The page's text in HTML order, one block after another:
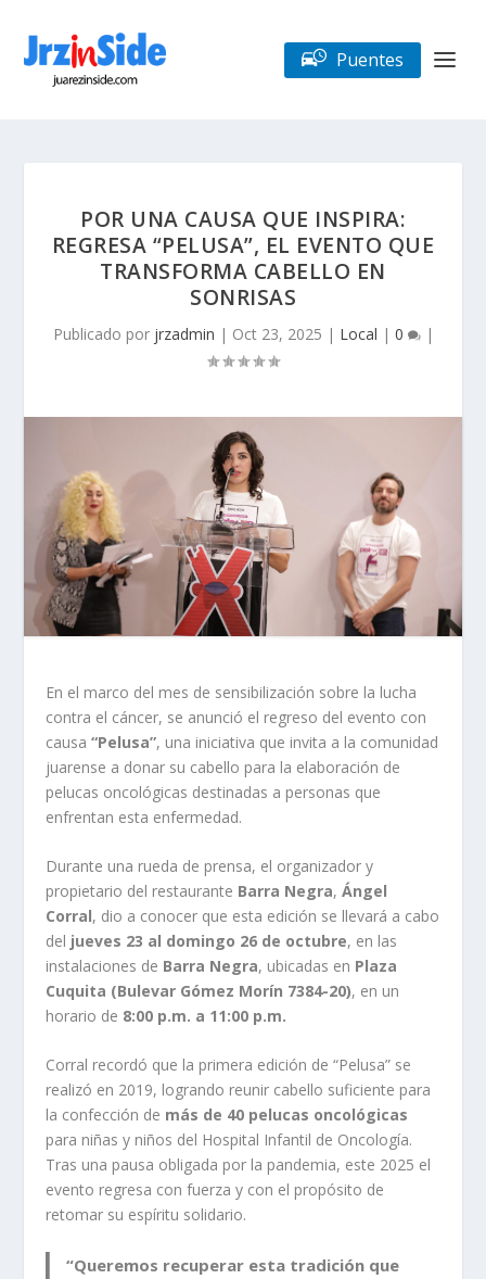
Puentes
POR UNA CAUSA QUE INSPIRA:
REGRESA “PELUSA”, EL EVENTO QUE
TRANSFORMA CABELLO EN
SONRISAS
Publicado por jrzadmin | Oct 23, 2025 | Local | 0 |
En el marco del mes de sensibilización sobre la lucha
contra el cáncer, se anunció el regreso del evento con
causa“Pelusa”, una iniciativa que invita a la comunidad
juarense a donar su cabello para la elaboración de
pelucas oncológicas destinadas a personas que
enfrentan esta enfermedad.
Durante una rueda de prensa, el organizador y
propietario del restaurante Barra Negra,Ángel
Corral, dio a conocer que esta edición se llevará a cabo
del jueves 23 al domingo 26 de octubre, en las
instalaciones de Barra Negra, ubicadas en Plaza
Cuquita (Bulevar Gómez Morín 7384-20), en un
horario de 8:00 p.m. a 11:00 p.m.
Corral recordó que la primera edición de “Pelusa” se
realizó en 2019, logrando reunir cabello suficiente para
la confección de más de 40 pelucas oncológicas
para niñas y niños del Hospital Infantil de Oncología.
Tras una pausa obligada por la pandemia, este 2025 el
evento regresa con fuerza y con el propósito de
retomar su espíritu solidario.
“Queremos recuperar esta tradición que